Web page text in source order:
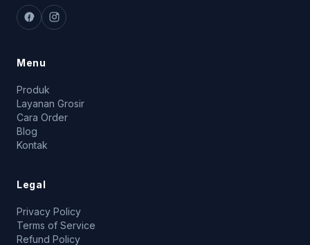
Menu
Produk
Layanan Grosir
Cara Order
Blog
Kontak
Legal
Privacy Policy
Terms of Service
Refund Policy